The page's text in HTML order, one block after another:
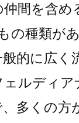
間を含め
の種類が
的に広く
ルディア
多くの方